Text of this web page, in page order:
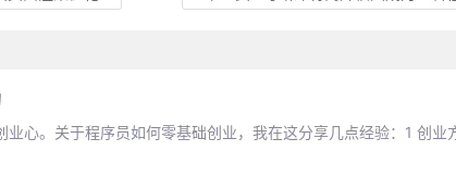
心。关于程序员如何零基础创业，我在这分享几点经验：1 创